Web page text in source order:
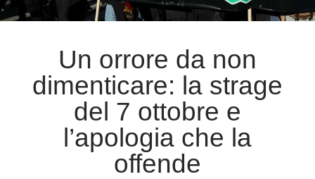
Archivio
Categorie
Un orrore da non
dimenticare: la strage
del 7 ottobre e
l’apologia che la
offende